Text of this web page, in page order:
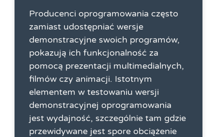
Producenci oprogramowania często
zamiast udostępniać wersje
demonstracyjne swoich programów,
pokazują ich funkcjonalność za
pomocą prezentacji multimedialnych,
filmów czy animacji. Istotnym
elementem w testowaniu wersji
demonstracyjnej oprogramowania
jest wydajność, szczególnie tam gdzie
przewidywane jest spore obciążenie